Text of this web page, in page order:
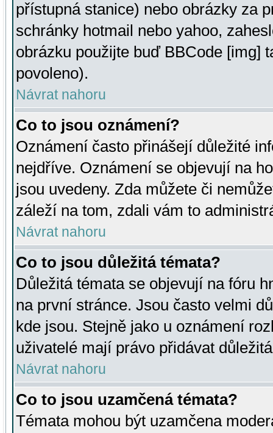
přístupná stanice) nebo obrázky za
schránky hotmail nebo yahoo,
obrázku použijte buď BBCode [img]
povoleno).
Návrat nahoru
Co to jsou oznámení?
Oznámení často přinášejí důležité
nejdříve. Oznámení se objevují na
jsou uvedeny. Zda můžete či
záleží na tom, zdali vám to
Návrat nahoru
Co to jsou důležitá témata?
Důležitá témata se objevují na fóru
na první stránce. Jsou často velmi
kde jsou. Stejně jako u oznámení
uživatelé mají právo přidávat
Návrat nahoru
Co to jsou uzamčená témata?
Témata mohou být uzamčena